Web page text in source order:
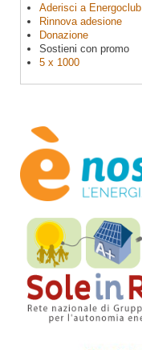
Aderisci a Energoclub
Rinnova adesione
Donazione
Sostieni con promo
5 x 1000